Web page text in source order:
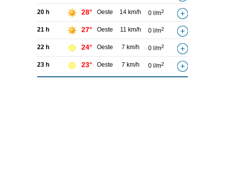
20 h 28° Oeste 14 km/h 0 l/m2
21 h 27° Oeste 11 km/h 0 l/m2
22 h 24° Oeste 7 km/h 0 l/m2
23 h 23° Oeste 7 km/h 0 l/m2